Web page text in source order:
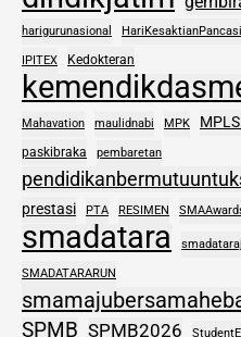
harigurunasional
IPITEX Kedokteran
Mahavation maulidnabi MPK
paskibraka pembaretan
prestasi PTA RESIMEN
smadatara
SMADATARARUN
SPMB SPMB2026